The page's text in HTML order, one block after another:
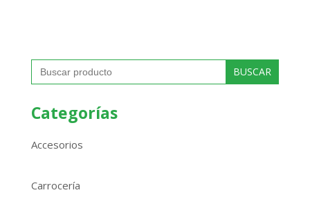
Buscar:
Categorías
Accesorios
Carrocería